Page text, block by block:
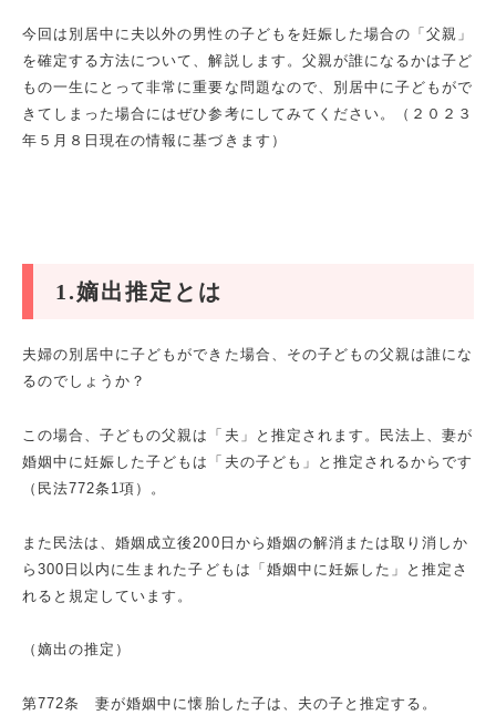
今回は別居中に夫以外の男性の子どもを妊娠した場合の「父親」
を確定する方法について、解説します。父親が誰になるかは子ど
もの一生にとって非常に重要な問題なので、別居中に子どもがで
きてしまった場合にはぜひ参考にしてみてください。（２０２３
年５月８日現在の情報に基づきます）
1.嫡出推定とは
夫婦の別居中に子どもができた場合、その子どもの父親は誰にな
るのでしょうか？
この場合、子どもの父親は「夫」と推定されます。民法上、妻が
婚姻中に妊娠した子どもは「夫の子ども」と推定されるからです
（民法772条1項）。
また民法は、婚姻成立後200日から婚姻の解消または取り消しか
ら300日以内に生まれた子どもは「婚姻中に妊娠した」と推定さ
れると規定しています。
（嫡出の推定）
第772条 妻が婚姻中に懐胎した子は、夫の子と推定する。